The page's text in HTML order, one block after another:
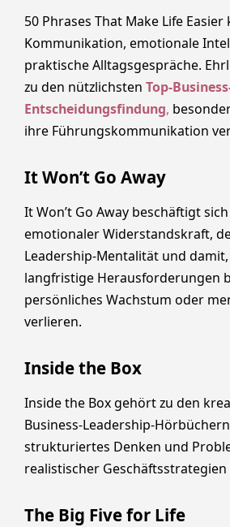
50 Phrases That Make Life
Kommunikation, emotionale
praktische Alltagsgespräche.
zu den nützlichsten Top-
Entscheidungsfindung,
ihre Führungskommunikation
It Won’t Go Away
It Won’t Go Away beschäftigt
emotionaler Widerstandskraft,
Leadership-Mentalität und
langfristige Herausforderungen
persönliches Wachstum oder
verlieren.
Inside the Box
Inside the Box gehört zu den
Business-Leadership-
strukturiertes Denken und
realistischer
The Big Five for Life